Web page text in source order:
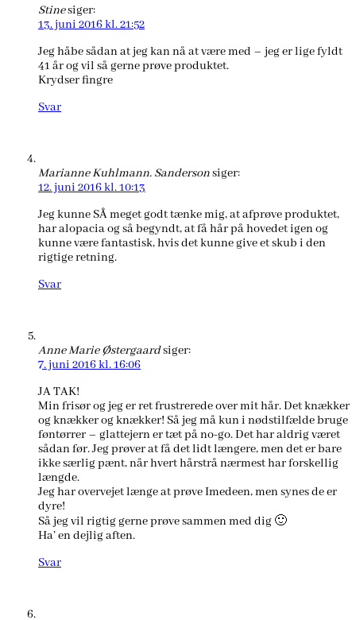
Stinesiger:
13. juni 2016 kl. 21:52
Jeg håbe sådan at jeg kan nå at være med – jeg er lige fyldt
41 år og vil så gerne prøve produktet.
Krydser fingre
Svar
Marianne Kuhlmann. Sandersonsiger:
12. juni 2016 kl. 10:13
Jeg kunne SÅ meget godt tænke mig, at afprøve produktet,
har alopacia og så begyndt, at få hår på hovedet igen og
kunne være fantastisk, hvis det kunne give et skub i den
rigtige retning.
Svar
Anne Marie Østergaardsiger:
7. juni 2016 kl. 16:06
JA TAK!
Min frisør og jeg er ret frustrerede over mit hår. Det knækker
og knækker og knækker! Så jeg må kun i nødstilfælde bruge
føntørrer – glattejern er tæt på no-go. Det har aldrig været
sådan før. Jeg prøver at få det lidt længere, men det er bare
ikke særlig pænt, når hvert hårstrå nærmest har forskellig
længde.
Jeg har overvejet længe at prøve Imedeen, men synes de er
dyre!
Så jeg vil rigtig gerne prøve sammen med dig 🙂
Ha’ en dejlig aften.
Svar